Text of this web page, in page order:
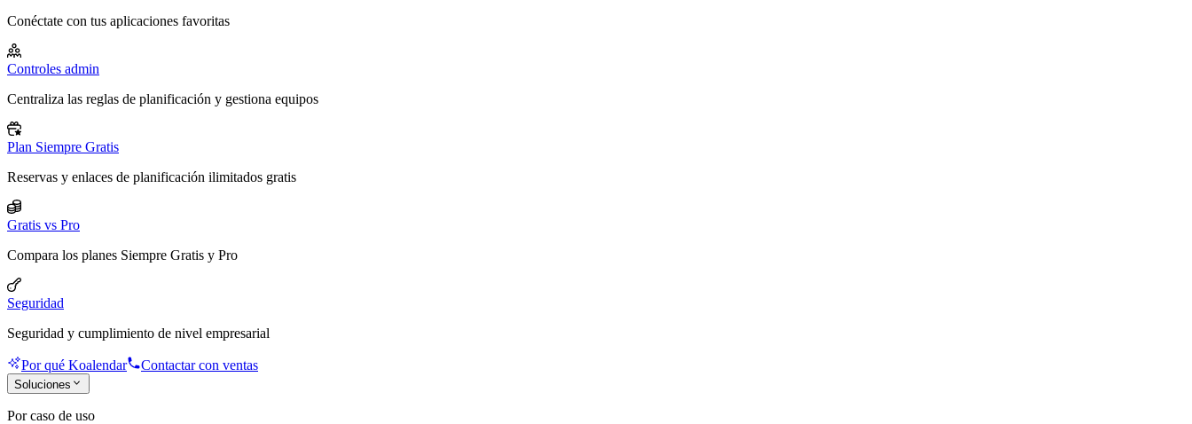
Conéctate con tus aplicaciones favoritas
Controles admin
Centraliza las reglas de planificación y gestiona equipos
Plan Siempre Gratis
Reservas y enlaces de planificación ilimitados gratis
Gratis vs Pro
Compara los planes Siempre Gratis y Pro
Seguridad
Seguridad y cumplimiento de nivel empresarial
Por qué Koalendar Contactar con ventas
Soluciones
Por caso de uso